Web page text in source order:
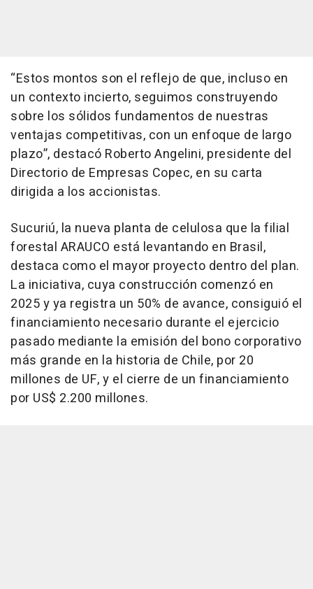
“Estos montos son el reflejo de que, incluso en
un contexto incierto, seguimos construyendo
sobre los sólidos fundamentos de nuestras
ventajas competitivas, con un enfoque de largo
plazo”, destacó Roberto Angelini, presidente del
Directorio de Empresas Copec, en su carta
dirigida a los accionistas.
Sucuriú, la nueva planta de celulosa que la filial
forestal ARAUCO está levantando en Brasil,
destaca como el mayor proyecto dentro del plan.
La iniciativa, cuya construcción comenzó en
2025 y ya registra un 50% de avance, consiguió el
financiamiento necesario durante el ejercicio
pasado mediante la emisión del bono corporativo
más grande en la historia de Chile, por 20
millones de UF, y el cierre de un financiamiento
por US$ 2.200 millones.